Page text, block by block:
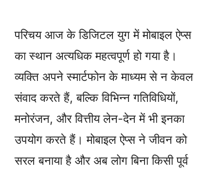
परिचय आज के डिजिटल युग में मोबाइल ऐप्स
का स्थान अत्यधिक महत्वपूर्ण हो गया है।
व्यक्ति अपने स्मार्टफोन के माध्यम से न केवल
संवाद करते हैं, बल्कि विभिन्न गतिविधियों,
मनोरंजन, और वित्तीय लेन-देन में भी इनका
उपयोग करते हैं। मोबाइल ऐप्स ने जीवन को
सरल बनाया है और अब लोग बिना किसी पूर्व